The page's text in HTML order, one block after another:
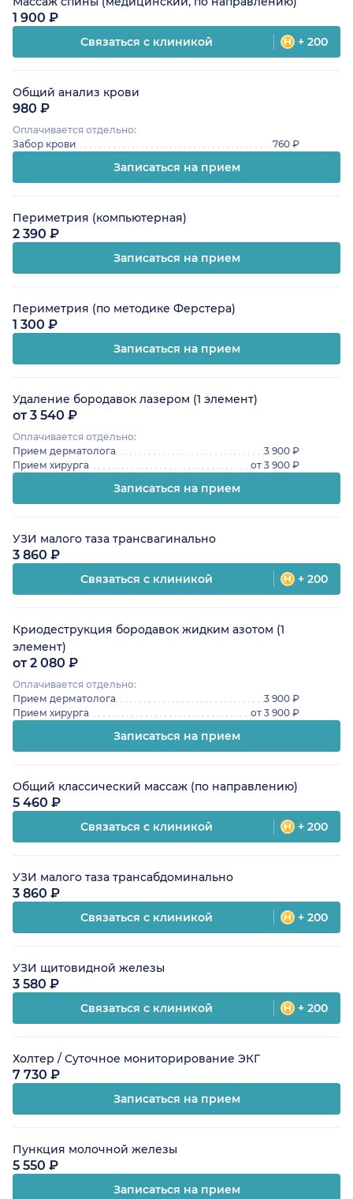
1 900 ₽
Связаться с клиникой + 200
Общий анализ крови
980 ₽
Оплачивается отдельно:
Забор крови
760 ₽
Записаться на прием
Периметрия (компьютерная)
2 390 ₽
Записаться на прием
Периметрия (по методике Ферстера)
1 300 ₽
Записаться на прием
Удаление бородавок лазером (1 элемент)
от 3 540 ₽
Оплачивается отдельно:
Прием дерматолога
3 900 ₽
Прием хирурга
от 3 900 ₽
Записаться на прием
УЗИ малого таза трансвагинально
3 860 ₽
Связаться с клиникой + 200
Криодеструкция бородавок жидким азотом (1
элемент)
от 2 080 ₽
Оплачивается отдельно:
Прием дерматолога
3 900 ₽
Прием хирурга
от 3 900 ₽
Записаться на прием
Общий классический массаж (по направлению)
5 460 ₽
Связаться с клиникой + 200
УЗИ малого таза трансабдоминально
3 860 ₽
Связаться с клиникой + 200
УЗИ щитовидной железы
3 580 ₽
Связаться с клиникой + 200
Холтер / Суточное мониторирование ЭКГ
7 730 ₽
Записаться на прием
Пункция молочной железы
5 550 ₽
Записаться на прием